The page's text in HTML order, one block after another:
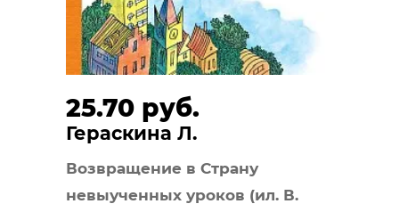
25.70 руб.
Гераскина Л.
Возвращение в Страну
невыученных уроков (ил. В.